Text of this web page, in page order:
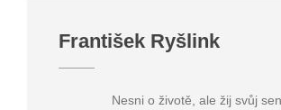
František Ryšlink
Nesni o životě, ale žij svůj